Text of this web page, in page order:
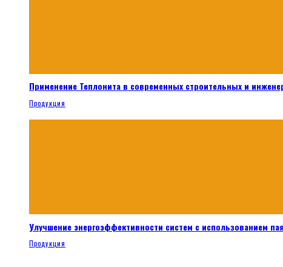
Применение Теплонита в современных строительных и
Продукция
Улучшение энергоэффективности систем с использованием
Продукция